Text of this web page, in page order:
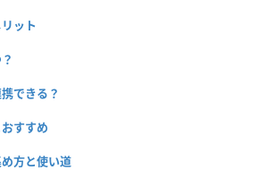
ット
できる？
すすめ
方と使い道